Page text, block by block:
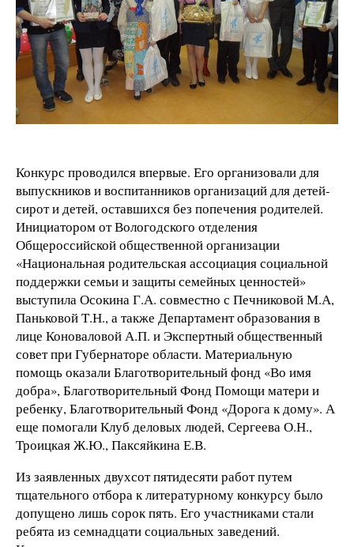
Конкурс проводился впервые. Его организовали для
выпускников и воспитанников организаций для детей-
сирот и детей, оставшихся без попечения родителей.
Инициатором от Вологодского отделения
Общероссийской общественной организации
«Национальная родительская ассоциация социальной
поддержки семьи и защиты семейных ценностей»
выступила Осокина Г.А. совместно с Печниковой М.А,
Паньковой Т.Н., а также Департамент образования в
лице Коноваловой А.П. и Экспертный общественный
совет при Губернаторе области. Материальную
помощь оказали Благотворительный фонд «Во имя
добра», Благотворительный Фонд Помощи матери и
ребенку, Благотворительный Фонд «Дорога к дому». А
еще помогали Клуб деловых людей, Сергеева О.Н.,
Троицкая Ж.Ю., Паксяйкина Е.В.
Из заявленных двухсот пятидесяти работ путем
тщательного отбора к литературному конкурсу было
допущено лишь сорок пять. Его участниками стали
ребята из семнадцати социальных заведений.